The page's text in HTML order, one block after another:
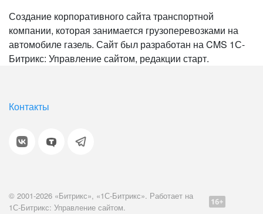
Создание корпоративного сайта транспортной
компании, которая занимается грузоперевозками на
автомобиле газель. Сайт был разработан на CMS 1С-
Битрикс: Управление сайтом, редакции старт.
Контакты
© 2001-2026 «Битрикс», «1С-Битрикс». Работает на
1С-Битрикс: Управление сайтом.